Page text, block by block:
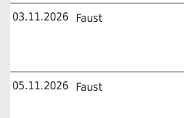
03.11.2026 Faust
05.11.2026 Faust